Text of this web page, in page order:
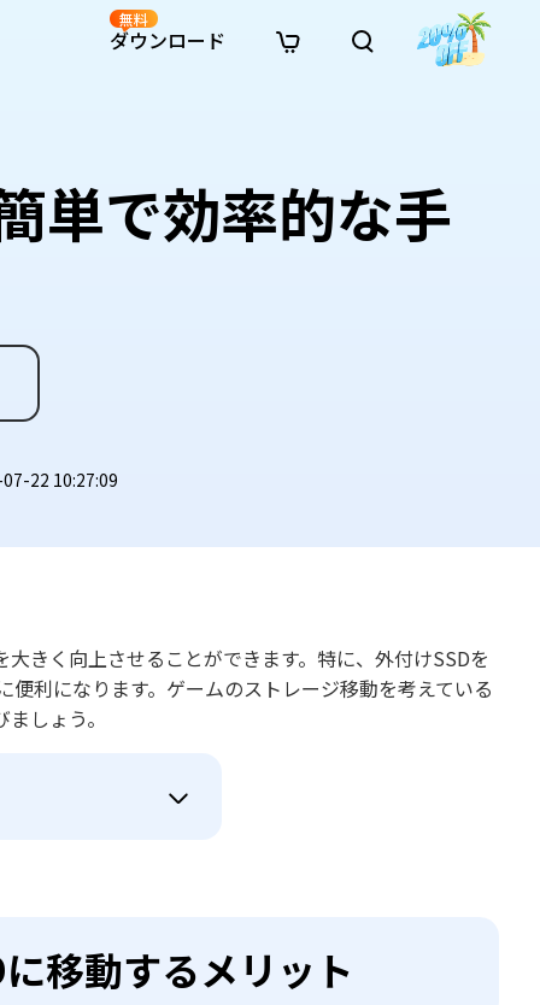
· USBデータ復元
· ゴミ箱復元
· ファイル復元
· エクセル復元
· 動画復元
ン写真修復
ンファイル修復
· シネマ風AI画像プロンプト
· アニメ実写化プロンプト
· ハードディスクをクローン
· 重複検索（Mac）
· Cドライブを拡張
· ディスク容量を解放
· MBRをGPTに変換
· Macストレージを整理
ダウンロード
無料
単で効率的な手
22 10:27:09
きく向上させることができます。特に、外付けSSDを
利になります。ゲームのストレージ移動を考えている
しょう。
移動するメリット